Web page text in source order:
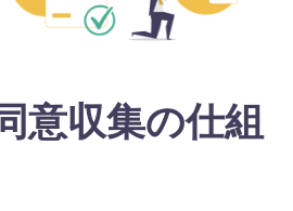
意収集の仕組